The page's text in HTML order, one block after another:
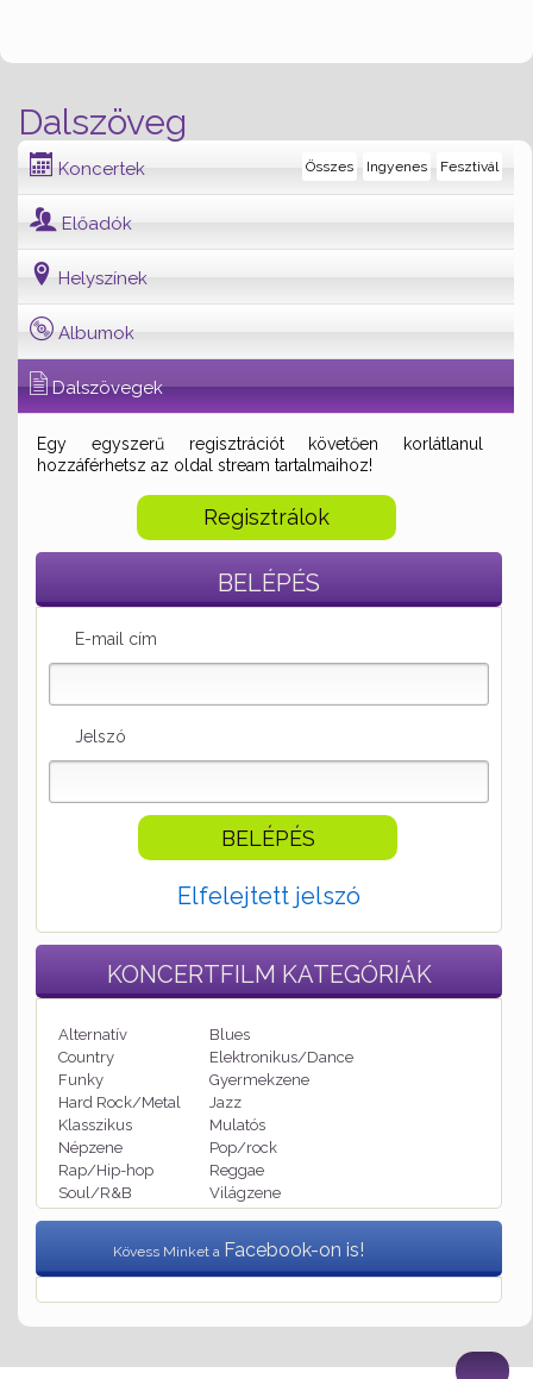
Dalszöveg
Koncertek Fesztivál
Ingyenes
Összes
Előadók
Helyszínek
Albumok
Dalszövegek
Egy egyszerű regisztrációt követően korlátlanul
hozzáférhetsz az oldal stream tartalmaihoz!
Regisztrálok
BELÉPÉS
E-mail cím
Jelszó
Elfelejtett jelszó
KONCERTFILM KATEGÓRIÁK
Alternatív
Blues
Country
Elektronikus/Dance
Funky
Gyermekzene
Hard Rock/Metal
Jazz
Klasszikus
Mulatós
Népzene
Pop/rock
Rap/Hip-hop
Reggae
Soul/R&B
Világzene
Kövess Minket a Facebook-on is!